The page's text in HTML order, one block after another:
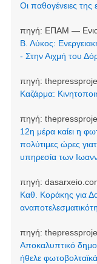
Οι παθογένειες της
πηγή: ΕΠΑΜ —
Β. Λύκος:
- Στην Αιχμή του
πηγή:
Καζάρμα:
πηγή:
12η μέρα καίει η
πολύτιμες ώρες
υπηρεσία των
πηγή:
Καθ. Κοράκης για
πηγή:
Αποκαλυπτικό
ήθελε